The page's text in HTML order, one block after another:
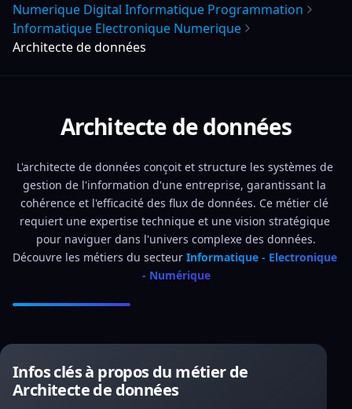
Numerique Digital Informatique Programmation
Informatique Electronique Numerique
Architecte de données
Architecte de données
L'architecte de données conçoit et structure les systèmes de
gestion de l'information d'une entreprise, garantissant la
cohérence et l'efficacité des flux de données. Ce métier clé
requiert une expertise technique et une vision stratégique
pour naviguer dans l'univers complexe des données.
Découvre les métiers du secteur Informatique - Electronique
- Numérique
Infos clés à propos du métier de
Architecte de données